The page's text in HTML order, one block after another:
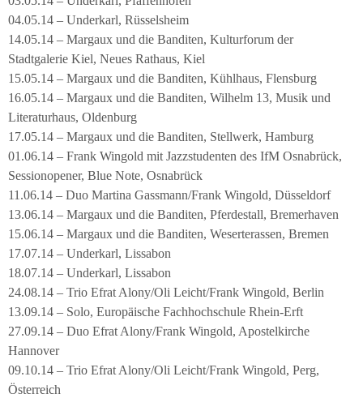
04.05.14 – Underkarl, Rüsselsheim
14.05.14 – Margaux und die Banditen, Kulturforum der
Stadtgalerie Kiel, Neues Rathaus, Kiel
15.05.14 – Margaux und die Banditen, Kühlhaus, Flensburg
16.05.14 – Margaux und die Banditen, Wilhelm 13, Musik und
Literaturhaus, Oldenburg
17.05.14 – Margaux und die Banditen, Stellwerk, Hamburg
01.06.14 – Frank Wingold mit Jazzstudenten des IfM Osnabrück,
Sessionopener, Blue Note, Osnabrück
11.06.14 – Duo Martina Gassmann/Frank Wingold, Düsseldorf
13.06.14 – Margaux und die Banditen, Pferdestall, Bremerhaven
15.06.14 – Margaux und die Banditen, Weserterassen, Bremen
17.07.14 – Underkarl, Lissabon
18.07.14 – Underkarl, Lissabon
24.08.14 – Trio Efrat Alony/Oli Leicht/Frank Wingold, Berlin
13.09.14 – Solo, Europäische Fachhochschule Rhein-Erft
27.09.14 – Duo Efrat Alony/Frank Wingold, Apostelkirche
Hannover
09.10.14 – Trio Efrat Alony/Oli Leicht/Frank Wingold, Perg,
Österreich